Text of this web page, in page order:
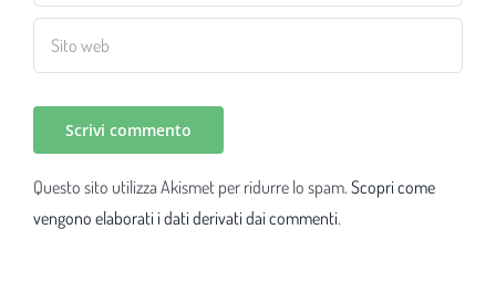
Questo sito utilizza Akismet per ridurre lo spam. Scopri come
vengono elaborati i dati derivati dai commenti.